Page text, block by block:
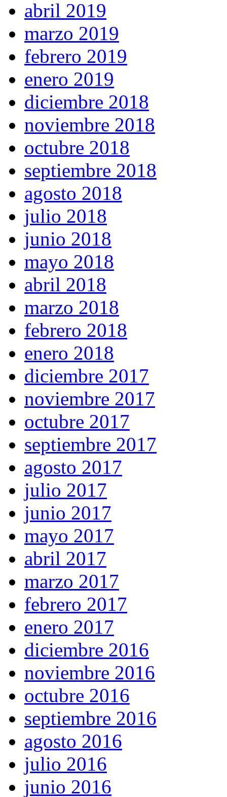
abril 2019
marzo 2019
febrero 2019
enero 2019
diciembre 2018
noviembre 2018
octubre 2018
septiembre 2018
agosto 2018
julio 2018
junio 2018
mayo 2018
abril 2018
marzo 2018
febrero 2018
enero 2018
diciembre 2017
noviembre 2017
octubre 2017
septiembre 2017
agosto 2017
julio 2017
junio 2017
mayo 2017
abril 2017
marzo 2017
febrero 2017
enero 2017
diciembre 2016
noviembre 2016
octubre 2016
septiembre 2016
agosto 2016
julio 2016
junio 2016